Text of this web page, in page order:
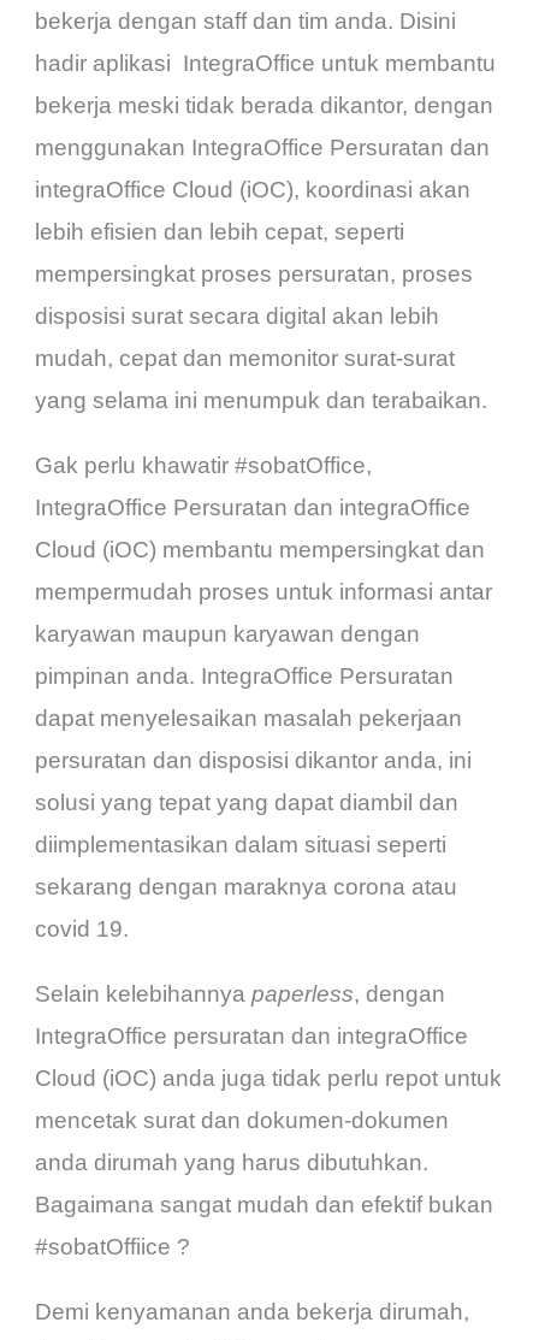
bekerja dengan staff dan tim anda. Disini
hadir aplikasi IntegraOffice untuk membantu
bekerja meski tidak berada dikantor, dengan
menggunakan IntegraOffice Persuratan dan
integraOffice Cloud (iOC), koordinasi akan
lebih efisien dan lebih cepat, seperti
mempersingkat proses persuratan, proses
disposisi surat secara digital akan lebih
mudah, cepat dan memonitor surat-surat
yang selama ini menumpuk dan terabaikan.
Gak perlu khawatir #sobatOffice,
IntegraOffice Persuratan dan integraOffice
Cloud (iOC) membantu mempersingkat dan
mempermudah proses untuk informasi antar
karyawan maupun karyawan dengan
pimpinan anda. IntegraOffice Persuratan
dapat menyelesaikan masalah pekerjaan
persuratan dan disposisi dikantor anda, ini
solusi yang tepat yang dapat diambil dan
diimplementasikan dalam situasi seperti
sekarang dengan maraknya corona atau
covid 19.
Selain kelebihannyapaperless, dengan
IntegraOffice persuratan dan integraOffice
Cloud (iOC) anda juga tidak perlu repot untuk
mencetak surat dan dokumen-dokumen
anda dirumah yang harus dibutuhkan.
Bagaimana sangat mudah dan efektif bukan
#sobatOffiice ?
Demi kenyamanan anda bekerja dirumah,